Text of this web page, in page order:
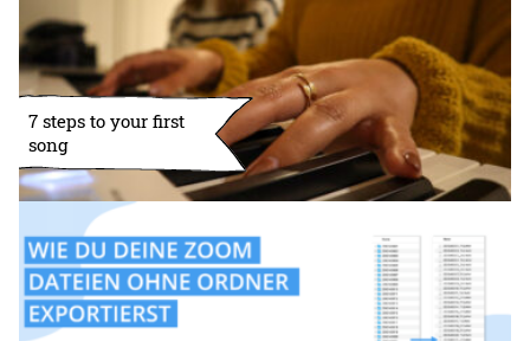
7 steps to your first
song